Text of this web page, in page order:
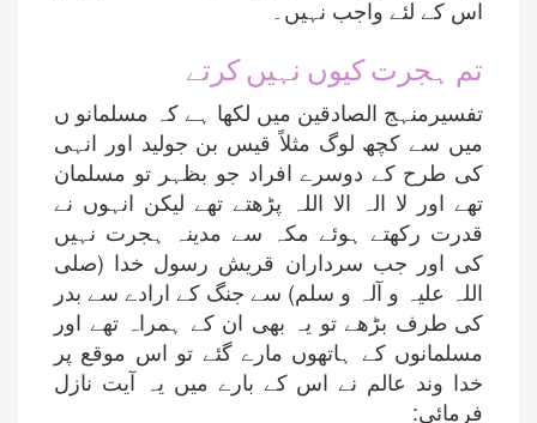
اس کے لئے واجب نہیں۔
تم ہجرت کیوں نہیں کرتے
تفسیرمنہج الصادقین میں لکھا ہے کہ مسلمانو ں
میں سے کچھ لوگ مثلاً قیس بن جولید اور انہی
کی طرح کے دوسرے افراد جو بظہر تو مسلمان
تھے اور لا الہ الا اللہ پڑھتے تھے لیکن انہوں نے
قدرت رکھتے ہوئے مکہ سے مدینہ ہجرت نہیں
کی اور جب سرداران قریش رسول خدا (صلی
اللہ علیہ و آلہ و سلم) سے جنگ کے ارادے سے بدر
کی طرف بڑھے تو یہ بھی ان کے ہمراہ تھے اور
مسلمانوں کے ہاتھوں مارے گئے تو اس موقع پر
خدا وند عالم نے اس کے بارے میں یہ آیت نازل
فرمائی: